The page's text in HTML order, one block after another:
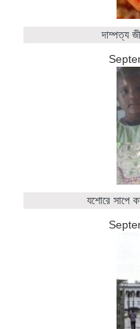
দাম্পত্য
যশোরে সাপে